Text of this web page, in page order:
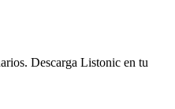
Descarga Listonic en tu